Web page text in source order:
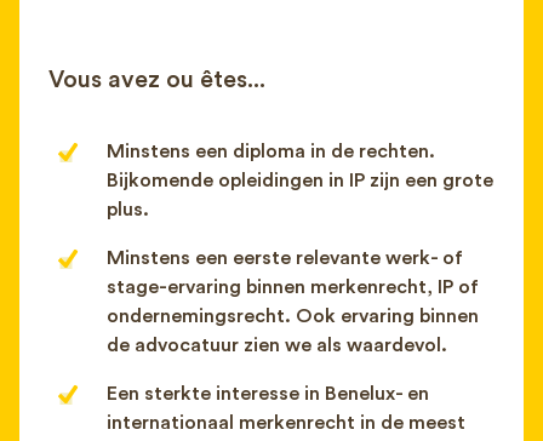
Vous avez ou êtes...
Minstens een diploma in de rechten.
Bijkomende opleidingen in IP zijn een grote
plus.
Minstens een eerste relevante werk- of
stage-ervaring binnen merkenrecht, IP of
ondernemingsrecht. Ook ervaring binnen
de advocatuur zien we als waardevol.
Een sterkte interesse in Benelux- en
internationaal merkenrecht in de meest